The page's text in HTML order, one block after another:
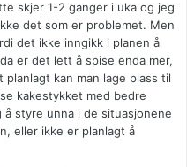
skjer 1-2 ganger i uka og jeg
det som er problemet. Men
det ikke inngikk i planen å
er det lett å spise enda mer,
planlagt kan man lage plass til
kakestykket med bedre
styre unna i de situasjonene
eller ikke er planlagt å